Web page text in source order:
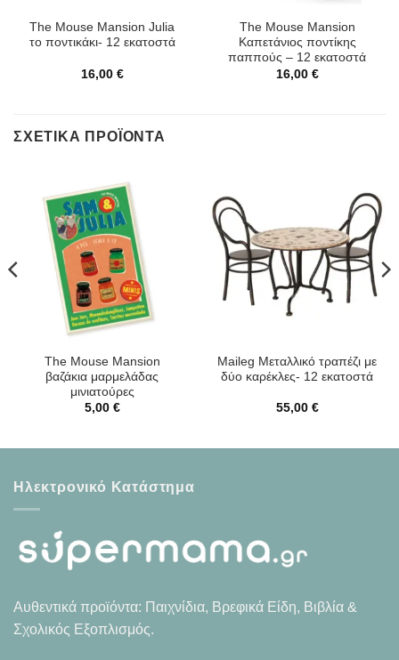
The Mouse Mansion Julia
το ποντικάκι- 12 εκατοστά
16,00 €
The Mouse Mansion
Καπετάνιος ποντίκης
παππούς – 12 εκατοστά
16,00 €
ΣΧΕΤΙΚΆ ΠΡΟΪΌΝΤΑ
The Mouse Mansion
βαζάκια μαρμελάδας
μινιατούρες
5,00 €
Maileg Μεταλλικό τραπέζι με
δύο καρέκλες- 12 εκατοστά
55,00 €
Ηλεκτρονικό Κατάστημα
Αυθεντικά προϊόντα: Παιχνίδια, Βρεφικά Είδη, Βιβλία &
Σχολικός Εξοπλισμός.